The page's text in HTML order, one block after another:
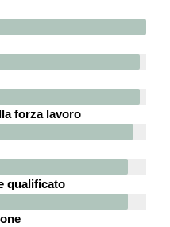
forza lavoro
qualificato